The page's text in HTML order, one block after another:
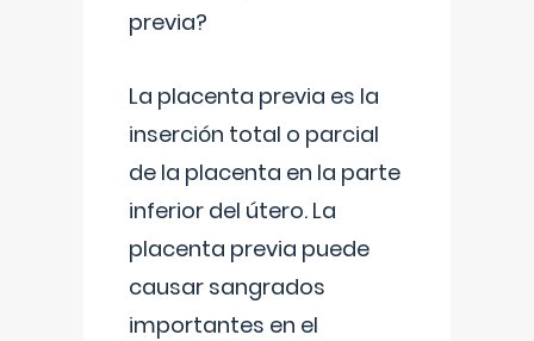
previa?
La placenta previa es la
inserción total o parcial
de la placenta en la parte
inferior del útero. La
placenta previa puede
causar sangrados
importantes en el